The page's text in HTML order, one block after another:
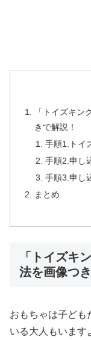
「トイズキン
きで解説！
手順1.トイ
手順2.申し
手順3.申し
まとめ
「トイズキ
法を画像つ
おもちゃは子ども
いる大人もいます